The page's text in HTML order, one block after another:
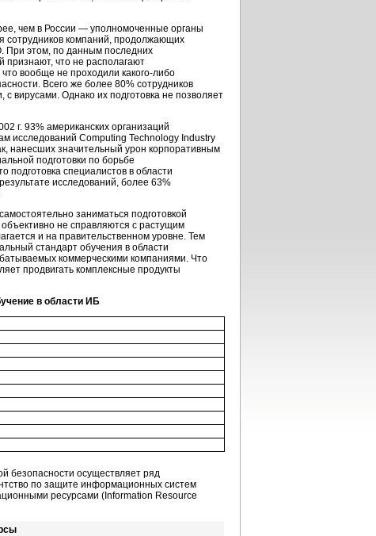
чем в России — уполномоченные органы
сотрудников компаний, продолжающих
При этом, по данным последних
признают, что не располагают
вообще не проходили какого-либо
Всего же более 80% сотрудников
вирусами. Однако их подготовка не позволяет
г. 93% американских организаций
исследований Computing Technology Industry
нанесших значительный урон корпоративным
подготовки по борьбе
специалистов в области
исследований, более 63%
заниматься подготовкой
не справляются с растущим
и на правительственном уровне. Тем
стандарт обучения в области
коммерческими компаниями. Что
продвигать комплексные продукты
в области ИБ
безопасности осуществляет ряд
по защите информационных систем
ресурсами (Information Resource